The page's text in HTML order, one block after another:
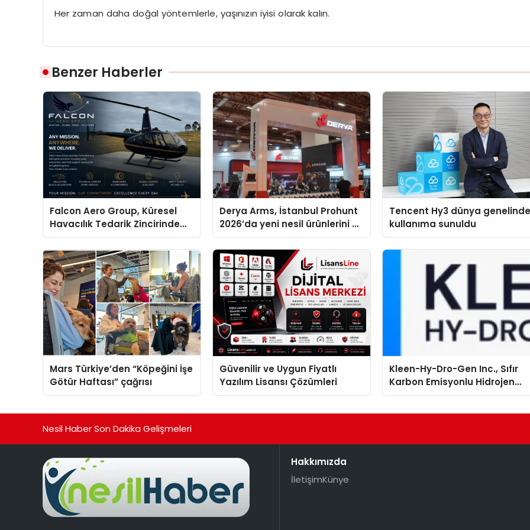
Her zaman daha doğal yöntemlerle, yaşınızın iyisi olarak kalın.
Benzer Haberler
Falcon Aero Group, Küresel
Havacılık Tedarik Zincirinde
Türkiye’den Dünyaya Açılıyor
Derya Arms, İstanbul Prohunt
2026’da yeni nesil ürünlerini ve
global marka vizyonunu
sergiledi
Tencent Hy3 dünya
kullanıma sunuldu
Mars Türkiye’den “Köpeğini İşe
Götür Haftası” çağrısı
Güvenilir ve Uygun Fiyatlı
Yazılım Lisansı Çözümleri
Kleen-Hy-Dro-Gen Inc., Sıfır
Karbon Emisyonlu Hidrojen
Isıtma Teknolojisinde ISO ve
Nesil Haber Son Dakika Gelişmeleri
Hakkımızda
İletişimKünye